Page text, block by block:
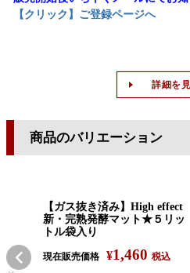
【クリック】ご登録ページへ
詳細を
商品のバリエーション
【ガス抜き済み】High effect
新・完熟発酵マット★５リッ
トル袋入り
現在販売価格 ¥1,460 税込